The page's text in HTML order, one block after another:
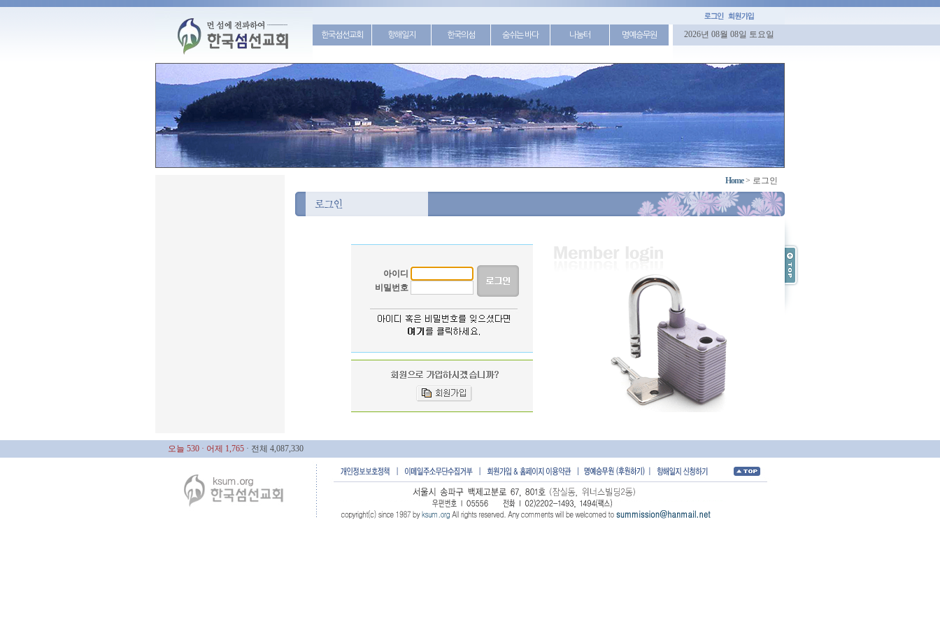
한국섬선교회 항해일지 한국의섬 숨쉬는 바다 나눔터 명예승무원 2026년 08월 08일 토요일
Home> 로그인
아이디
비밀번호
오늘 530 · 어제 1,765 · 전체 4,087,330